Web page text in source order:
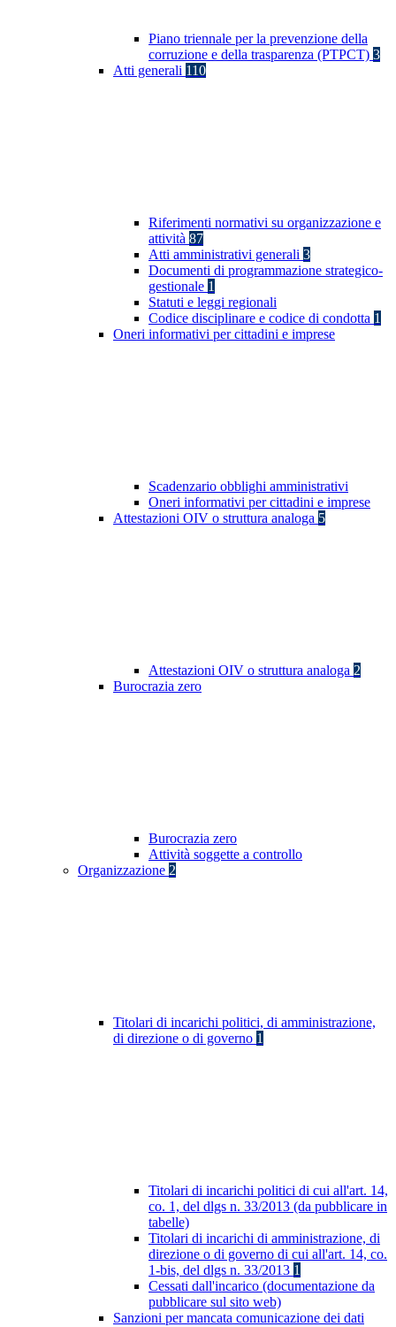
Piano triennale per la prevenzione della
corruzione e della trasparenza (PTPCT) 3
Atti generali 110
Riferimenti normativi su organizzazione e
attività 87
Atti amministrativi generali 3
Documenti di programmazione strategico-
gestionale 1
Statuti e leggi regionali
Codice disciplinare e codice di condotta 1
Oneri informativi per cittadini e imprese
Scadenzario obblighi amministrativi
Oneri informativi per cittadini e imprese
Attestazioni OIV o struttura analoga 5
Attestazioni OIV o struttura analoga 2
Burocrazia zero
Burocrazia zero
Attività soggette a controllo
Organizzazione 2
Titolari di incarichi politici, di amministrazione,
di direzione o di governo 1
Titolari di incarichi politici di cui all'art. 14,
co. 1, del dlgs n. 33/2013 (da pubblicare in
tabelle)
Titolari di incarichi di amministrazione, di
direzione o di governo di cui all'art. 14, co.
1-bis, del dlgs n. 33/2013 1
Cessati dall'incarico (documentazione da
pubblicare sul sito web)
Sanzioni per mancata comunicazione dei dati